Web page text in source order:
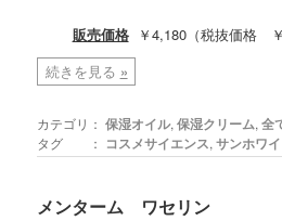
販売価格￥4,180（税抜価格 ￥
続きを見る »
カテゴリ： 保湿オイル,保湿クリーム,全
タグ ： コスメサイエンス,サンホワ
メンターム ワセリン